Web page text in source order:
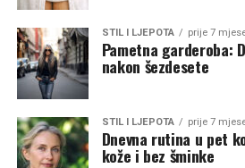
STIL I LJEPOTA prije 7
Pametna garderoba:
nakon šezdesete
STIL I LJEPOTA prije 7
Dnevna rutina u pet
kože i bez šminke